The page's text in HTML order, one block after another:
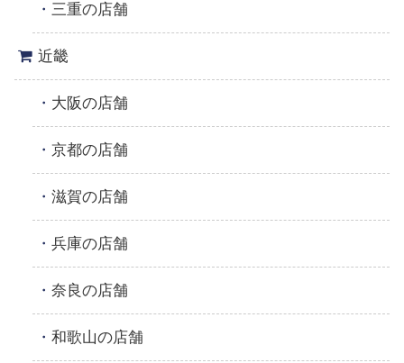
三重の店舗
近畿
大阪の店舗
京都の店舗
滋賀の店舗
兵庫の店舗
奈良の店舗
和歌山の店舗